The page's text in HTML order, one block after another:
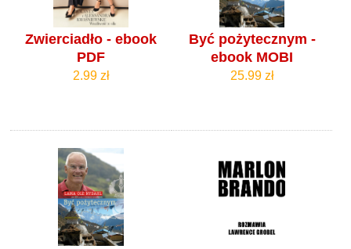
Zwierciadło - ebook
PDF
2.99 zł
Być pożytecznym -
ebook MOBI
25.99 zł